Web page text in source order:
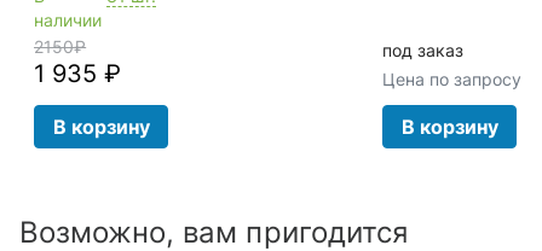
наличии
2150₽
1 935 ₽
В корзину
под заказ
Цена по запросу
В корзину
Возможно, вам пригодится